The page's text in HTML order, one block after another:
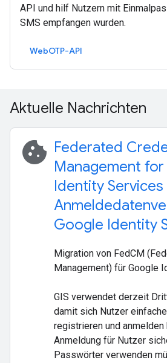
API und hilf Nutzern mit
SMS empfangen wurden.
WebOTP-API
Aktuelle Nachrichten
cookie Federated
Management
Identity
Google Identity
Migration von FedCM
Management) für Google
GIS verwendet derzeit
damit sich Nutzer
registrieren und
Anmeldung für Nutzer
Passwörter verwenden